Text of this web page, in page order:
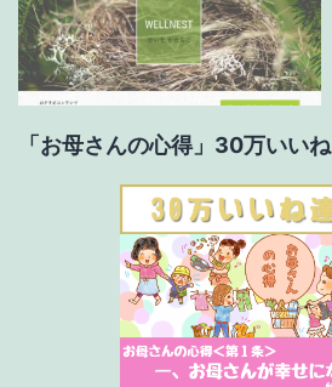
「お母さんの心得」30万いいね